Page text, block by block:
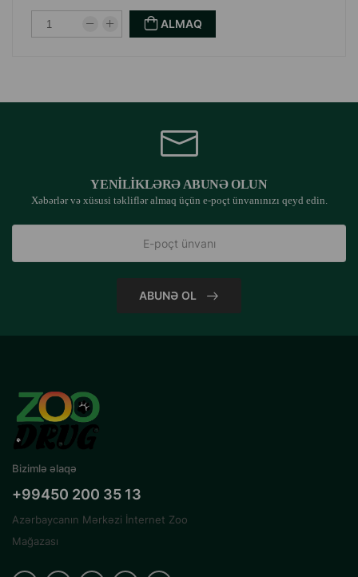
ALMAQ
YENILIKLƏRƏ ABUNƏ OLUN
Xəbərlər və xüsusi təkliflər almaq üçün e-poçt ünvanınızı qeyd edin.
ABUNƏ OL
Bizimlə əlaqə
+99450 200 35 13
Azərbaycanın Mərkəzi İnternet Zoo
Mağazası